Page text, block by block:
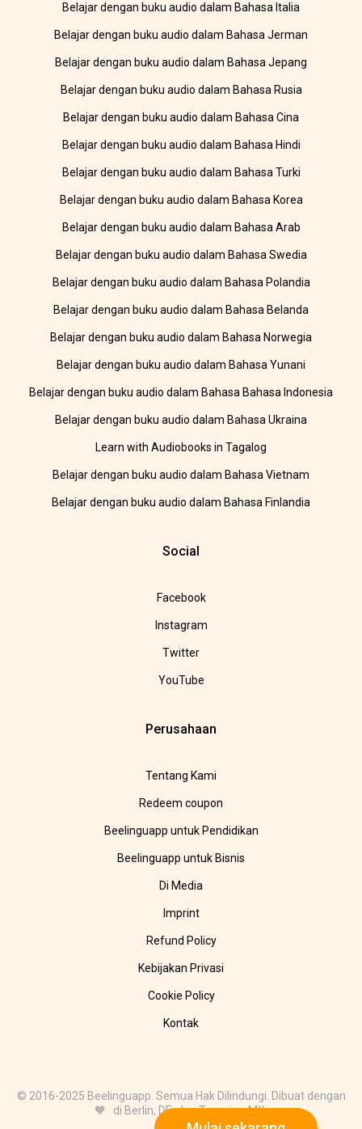
Belajar dengan buku audio dalam Bahasa Italia
Belajar dengan buku audio dalam Bahasa Jerman
Belajar dengan buku audio dalam Bahasa Jepang
Belajar dengan buku audio dalam Bahasa Rusia
Belajar dengan buku audio dalam Bahasa Cina
Belajar dengan buku audio dalam Bahasa Hindi
Belajar dengan buku audio dalam Bahasa Turki
Belajar dengan buku audio dalam Bahasa Korea
Belajar dengan buku audio dalam Bahasa Arab
Belajar dengan buku audio dalam Bahasa Swedia
Belajar dengan buku audio dalam Bahasa Polandia
Belajar dengan buku audio dalam Bahasa Belanda
Belajar dengan buku audio dalam Bahasa Norwegia
Belajar dengan buku audio dalam Bahasa Yunani
Belajar dengan buku audio dalam Bahasa Bahasa Indonesia
Belajar dengan buku audio dalam Bahasa Ukraina
Learn with Audiobooks in Tagalog
Belajar dengan buku audio dalam Bahasa Vietnam
Belajar dengan buku audio dalam Bahasa Finlandia
Social
Facebook
Instagram
Twitter
YouTube
Perusahaan
Tentang Kami
Redeem coupon
Beelinguapp untuk Pendidikan
Beelinguapp untuk Bisnis
Di Media
Imprint
Refund Policy
Kebijakan Privasi
Cookie Policy
Kontak
© 2016-2025 Beelinguapp. Semua Hak Dilindungi. Dibuat dengan
🧡 di Berlin, DE, dan Tampico, MX.